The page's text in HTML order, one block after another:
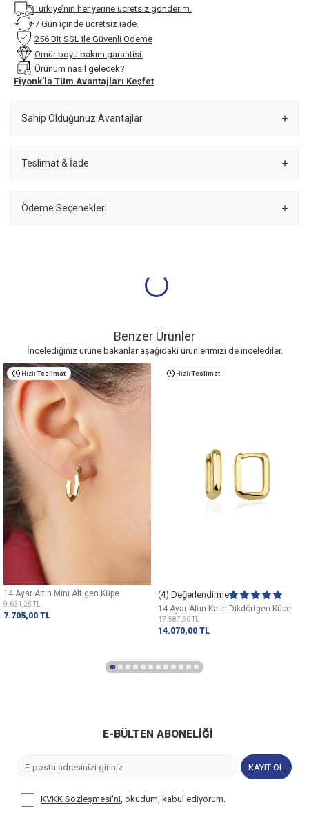
Türkiye’nin her yerine ücretsiz gönderim.
7 Gün içinde ücretsiz iade.
256 Bit SSL ile Güvenli Ödeme
Ömür boyu bakım garantisi.
Ürünüm nasıl gelecek?
Fiyonk’la Tüm Avantajları Keşfet
Sahip Olduğunuz Avantajlar
Teslimat & İade
Ödeme Seçenekleri
Benzer Ürünler
İncelediğiniz ürüne bakanlar aşağıdaki ürünlerimizi de incelediler.
Hızlı Teslimat
14 Ayar Altın Mini Altıgen Küpe
9.631,25TL
7.705,00 TL
Hızlı Teslimat
(4) Değerlendirme
14 Ayar Altın Kalın Dikdörtgen Küpe
17.587,50TL
14.070,00 TL
E-BÜLTEN ABONELIĞI
KAYIT OL
KVKK Sözleşmesi'ni, okudum, kabul ediyorum.